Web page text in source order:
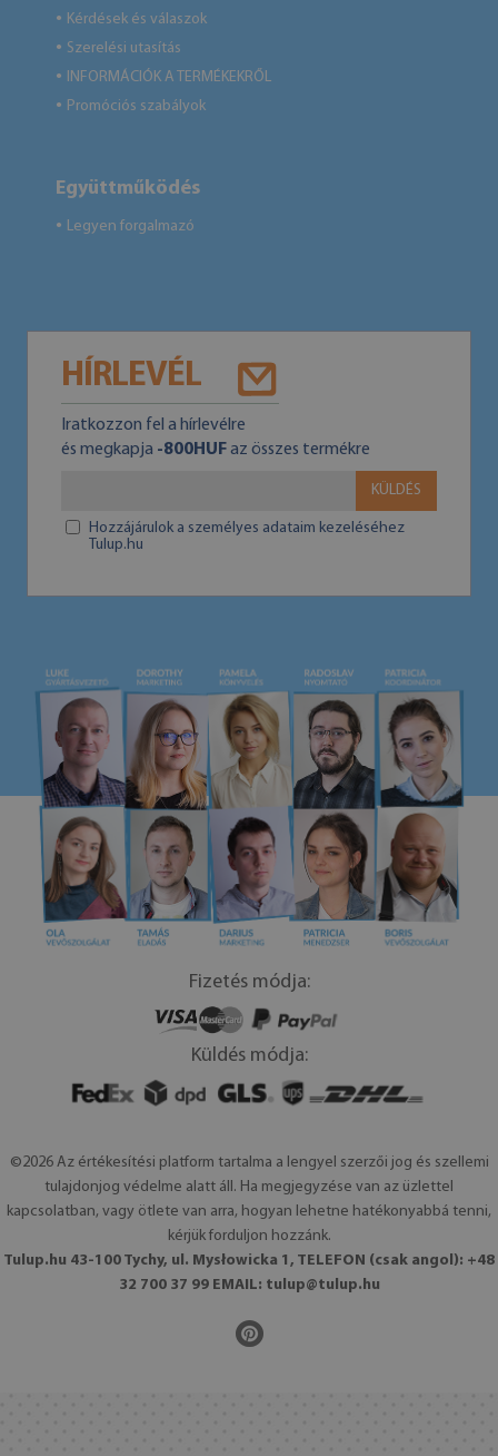
● Kérdések és válaszok
● Szerelési utasítás
● INFORMÁCIÓK A TERMÉKEKRŐL
● Promóciós szabályok
Együttműködés
● Legyen forgalmazó
HÍRLEVÉL
Iratkozzon fel a hírlevélre
és megkapja -800HUFaz összes termékre
KÜLDÉS
Hozzájárulok a személyes adataim kezeléséhez
Tulup.hu
Fizetés módja:
Küldés módja:
©2026 Az értékesítési platform tartalma a lengyel szerzői jog és szellemi
tulajdonjog védelme alatt áll. Ha megjegyzése van az üzlettel
kapcsolatban, vagy ötlete van arra, hogyan lehetne hatékonyabbá tenni,
kérjük forduljon hozzánk.
Tulup.hu 43-100 Tychy, ul. Mysłowicka 1, TELEFON (csak angol): +48
32 700 37 99 EMAIL: tulup@tulup.hu